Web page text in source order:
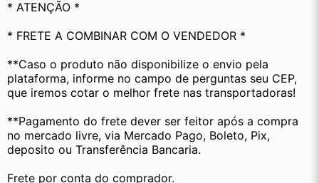
* ATENÇÃO *
* FRETE A COMBINAR COM O VENDEDOR *
**Caso o produto não disponibilize o envio pela
plataforma, informe no campo de perguntas seu CEP,
que iremos cotar o melhor frete nas transportadoras!
**Pagamento do frete dever ser feitor após a compra
no mercado livre, via Mercado Pago, Boleto, Pix,
deposito ou Transferência Bancaria.
Frete por conta do comprador.